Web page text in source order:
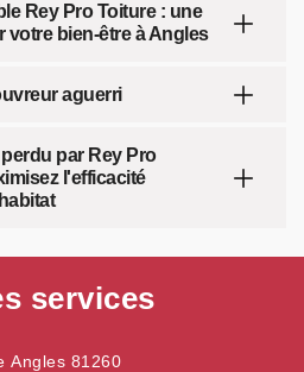
Rey Pro Toiture : une
bien-être à Angles
aguerri
par Rey Pro
l'efficacité
services
Angles 81260